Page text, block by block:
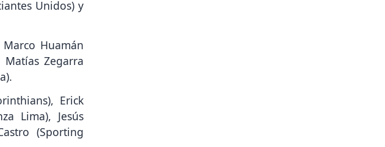
Unidos) y
Huamán
Matías Zegarra
Erick
Lima), Jesús
(Sporting